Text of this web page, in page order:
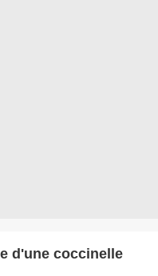
d'une coccinelle